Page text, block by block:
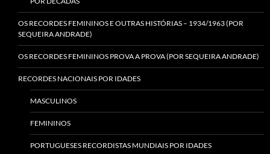
OS RECORDES FEMININOS E OUTRAS HISTÓRIAS – 1934/1963 (POR
SEQUEIRA ANDRADE)
OS RECORDES FEMININOS PROVA A PROVA (POR SEQUEIRA ANDRADE)
RECORDES NACIONAIS POR IDADES
MASCULINOS
FEMININOS
PORTUGUESES RECORDISTAS MUNDIAIS POR IDADES